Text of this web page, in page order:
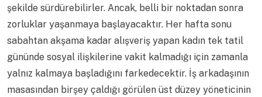
şekilde sürdürebilirler. Ancak, belli bir noktadan sonra
zorluklar yaşanmaya başlayacaktır. Her hafta sonu
sabahtan akşama kadar alışveriş yapan kadın tek tatil
gününde sosyal ilişkilerine vakit kalmadığı için zamanla
yalnız kalmaya başladığını farkedecektir. İş arkadaşının
masasından birşey çaldığı görülen üst düzey yöneticinin